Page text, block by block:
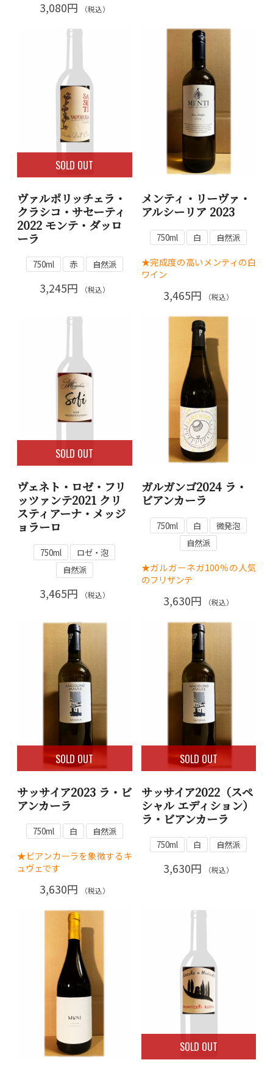
3,080円 （税込）
SOLD OUT
ヴァルポリッチェラ・
クラシコ・サセーティ
2022 モンテ・ダッロ
ーラ
750ml 赤 自然派
3,245円 （税込）
メンティ・リーヴァ・
アルシーリア 2023
750ml 白 自然派
★完成度の高いメンティの白
ワイン
3,465円 （税込）
SOLD OUT
ヴェネト・ロゼ・フリ
ッツァンテ2021 クリ
スティアーナ・メッジ
ョラーロ
750ml
ロゼ・泡
自然派
3,465円 （税込）
ガルガンゴ2024 ラ・
ビアンカーラ
750ml 白
微発泡
自然派
★ガルガーネガ100％の人気
のフリザンテ
3,630円 （税込）
SOLD OUT
サッサイア2023 ラ・ビ
アンカーラ
750ml 白 自然派
★ビアンカーラを象徴するキ
ュヴェです
3,630円 （税込）
SOLD OUT
サッサイア2022（スペ
シャル エディション）
ラ・ビアンカーラ
750ml 白 自然派
3,630円 （税込）
SOLD OUT